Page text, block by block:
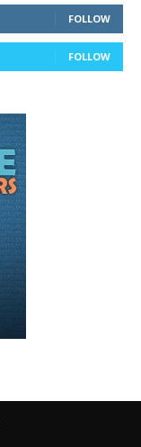
FOLLOW
FOLLOW